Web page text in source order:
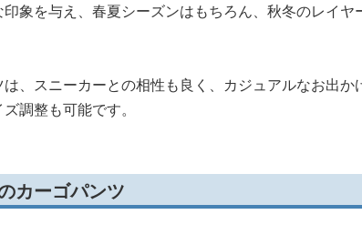
象を与え、春夏シーズンはもちろん、秋冬のレイ
、スニーカーとの相性も良く、カジュアルなお出
調整も可能です。
カーゴパンツ